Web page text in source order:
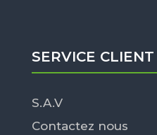
SERVICE CLIENT
S.A.V
Contactez nous